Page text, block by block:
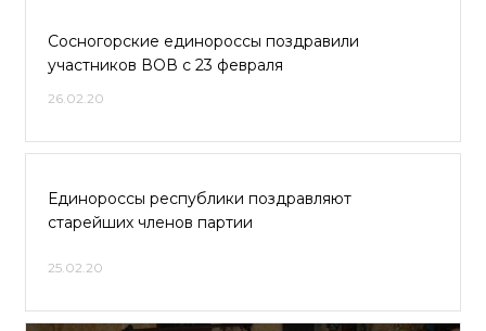
Сосногорские единороссы поздравили
участников ВОВ с 23 февраля
26.02.20
Единороссы республики поздравляют
старейших членов партии
25.02.20